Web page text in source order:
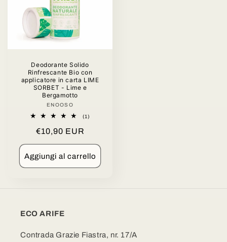
Deodorante Solido
Rinfrescante Bio con
applicatore in carta LIME
SORBET - Lime e
Bergamotto
Produttore:
ENOOSO
(1)
Prezzo
di
listino
€10,90 EUR
Aggiungi al carrello
ECO ARIFE
Contrada Grazie Fiastra, nr. 17/A